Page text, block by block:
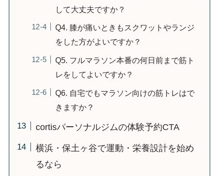
して大丈夫ですか？
Q4. 膝が痛いときもスクワットやランジ
をした方がよいですか？
Q5. フルマラソン本番の何日前まで筋ト
レをしてよいですか？
Q6. 自宅でもマラソン向けの筋トレはで
きますか？
cortisパーソナルジムの体験予約CTA
横浜・保土ヶ谷で運動・栄養設計を始め
るなら